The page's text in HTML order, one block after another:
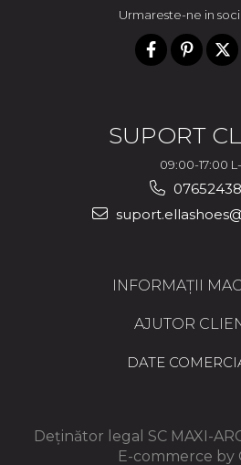
Urmareste-ne in
SUPORT
09:00-17:00
INFORMAȚII
AJUTOR
DATE
Deținător legal SC MAXI-
E-commerce by